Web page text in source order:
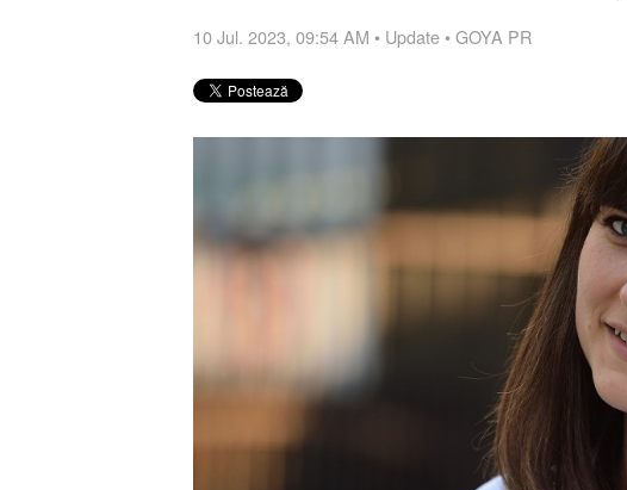
10 Jul. 2023, 09:54 AM • Update •GOYA PR